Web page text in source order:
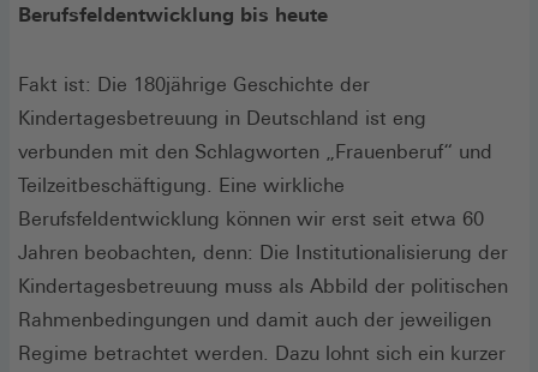
Berufsfeldentwicklung bis heute
Fakt ist: Die 180jährige Geschichte der
Kindertagesbetreuung in Deutschland ist eng
verbunden mit den Schlagworten „Frauenberuf“ und
Teilzeitbeschäftigung. Eine wirkliche
Berufsfeldentwicklung können wir erst seit etwa 60
Jahren beobachten, denn: Die Institutionalisierung der
Kindertagesbetreuung muss als Abbild der politischen
Rahmenbedingungen und damit auch der jeweiligen
Regime betrachtet werden. Dazu lohnt sich ein kurzer